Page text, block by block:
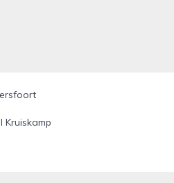
Kruiskamp